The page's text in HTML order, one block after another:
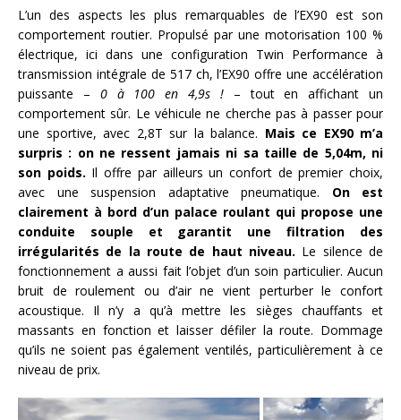
L’un des aspects les plus remarquables de l’EX90 est son
comportement routier. Propulsé par une motorisation 100 %
électrique, ici dans une configuration Twin Performance à
transmission intégrale de 517 ch, l’EX90 offre une accélération
puissante – 0 à 100 en 4,9s !– tout en affichant un
comportement sûr. Le véhicule ne cherche pas à passer pour
une sportive, avec 2,8T sur la balance. Mais ce EX90 m’a
surpris : on ne ressent jamais ni sa taille de 5,04m, ni
son poids. Il offre par ailleurs un confort de premier choix,
avec une suspension adaptative pneumatique. On est
clairement à bord d’un palace roulant qui propose une
conduite souple et garantit une filtration des
irrégularités de la route de haut niveau. Le silence de
fonctionnement a aussi fait l’objet d’un soin particulier. Aucun
bruit de roulement ou d’air ne vient perturber le confort
acoustique. Il n’y a qu’à mettre les sièges chauffants et
massants en fonction et laisser défiler la route. Dommage
qu’ils ne soient pas également ventilés, particulièrement à ce
niveau de prix.